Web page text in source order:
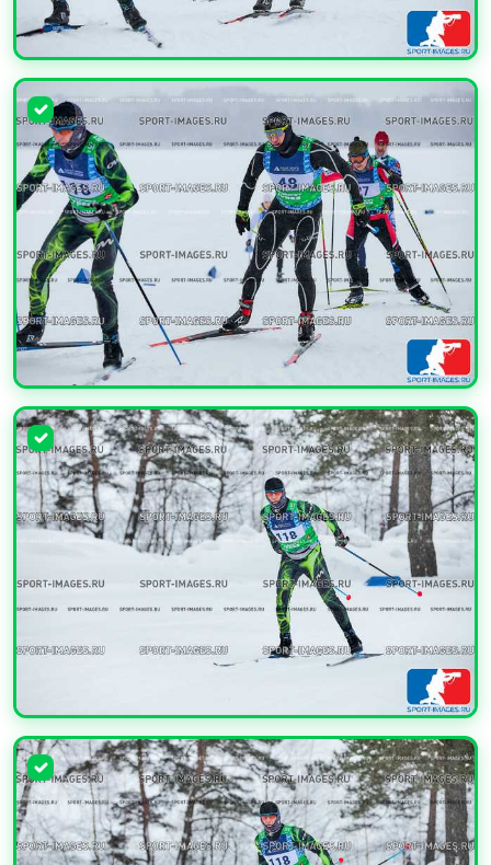
УВЕЛИЧИТЬ
УВЕЛИЧИТЬ
УВЕЛИЧИТЬ